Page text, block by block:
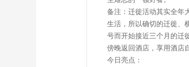
备注：迁徙活动其实全年
生活，所以确切的迁徙、
号而开始接近三个月的迁
傍晚返回酒店，享用酒店
今日亮点：